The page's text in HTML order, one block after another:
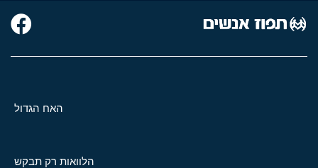
האח הגדול
הלוואות רק תבקש